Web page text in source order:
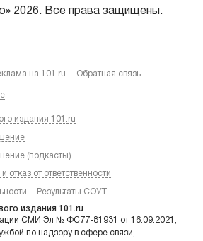
2026. Все права защищены.
на 101.ru Обратная связь
издания 101.ru
(подкасты)
отказ от ответственности
Результаты СОУТ
издания 101.ru
СМИ Эл № ФС77-81931 от 16.09.2021,
по надзору в сфере связи,